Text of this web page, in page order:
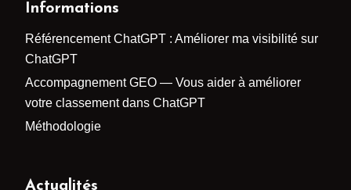
Informations
Référencement ChatGPT : Améliorer ma visibilité sur
ChatGPT
Accompagnement GEO — Vous aider à améliorer
votre classement dans ChatGPT
Méthodologie
Actualités